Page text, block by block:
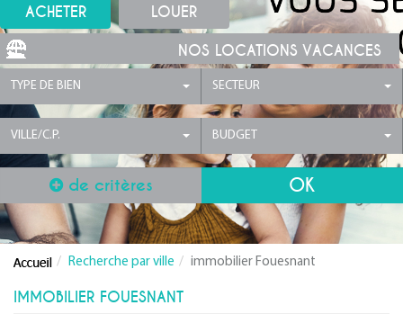
ACHETER LOUER
NOS LOCATIONS VACANCES
TYPE DE BIEN SECTEUR
VILLE/C.P. BUDGET
de critères
Recherche par ville immobilier Fouesnant
IMMOBILIER FOUESNANT